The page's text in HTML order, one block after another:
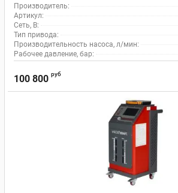
Производитель:
Артикул:
Сеть, В:
Тип привода:
Производительность насоса, л/мин:
Рабочее давление, бар:
100 800 руб